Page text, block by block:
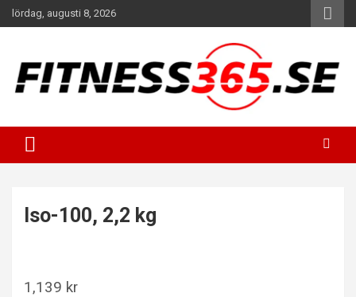
Hoppa
till
lördag, augusti 8, 2026
FITNESS365
Iso-100, 2,2 kg
1,139 kr